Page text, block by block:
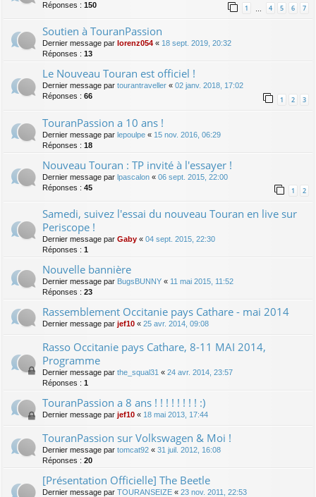
Réponses : 150 1 … 4 5 6 7
Soutien à TouranPassion
Dernier message par lorenz054 « 18 sept. 2019, 20:32
Réponses : 13
Le Nouveau Touran est officiel !
Dernier message par tourantraveller « 02 janv. 2018, 17:02
Réponses : 66 1 2 3
TouranPassion a 10 ans !
Dernier message par lepoulpe « 15 nov. 2016, 06:29
Réponses : 18
Nouveau Touran : TP invité à l'essayer !
Dernier message par lpascalon « 06 sept. 2015, 22:00
Réponses : 45 1 2
Samedi, suivez l'essai du nouveau Touran en live sur
Periscope !
Dernier message par Gaby « 04 sept. 2015, 22:30
Réponses : 1
Nouvelle bannière
Dernier message par BugsBUNNY « 11 mai 2015, 11:52
Réponses : 23
Rassemblement Occitanie pays Cathare - mai 2014
Dernier message par jef10 « 25 avr. 2014, 09:08
Rasso Occitanie pays Cathare, 8-11 MAI 2014,
Programme
Dernier message par the_squal31 « 24 avr. 2014, 23:57
Réponses : 1
TouranPassion a 8 ans ! ! ! ! ! ! ! ! :)
Dernier message par jef10 « 18 mai 2013, 17:44
TouranPassion sur Volkswagen & Moi !
Dernier message par tomcat92 « 31 juil. 2012, 16:08
Réponses : 20
[Présentation Officielle] The Beetle
Dernier message par TOURANSEIZE « 23 nov. 2011, 22:53